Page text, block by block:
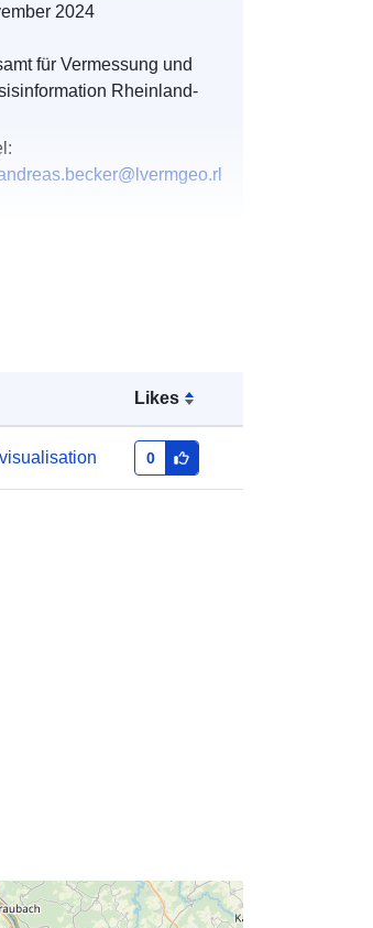
Likes
0
2024
für Vermessung und
Rheinland-
50.282574